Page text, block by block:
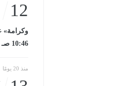
12
10:46 صـ
منذ 20 يومًا